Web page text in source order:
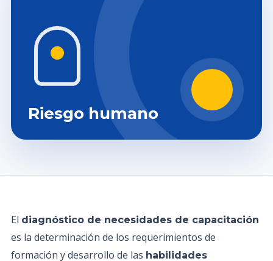
Riesgo humano
El diagnóstico de necesidades de capacitación
es la determinación de los requerimientos de
formación y desarrollo de las habilidades